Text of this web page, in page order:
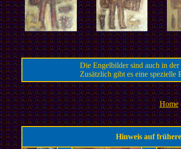
Die Engelbilder sind auch in der
Zusätzlich gibt es eine spezielle
Home
Hinweis auf frühere